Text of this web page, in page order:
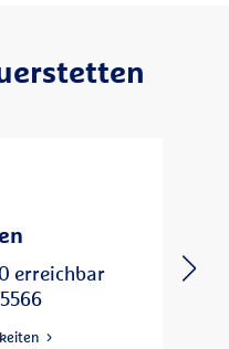
erreichbar